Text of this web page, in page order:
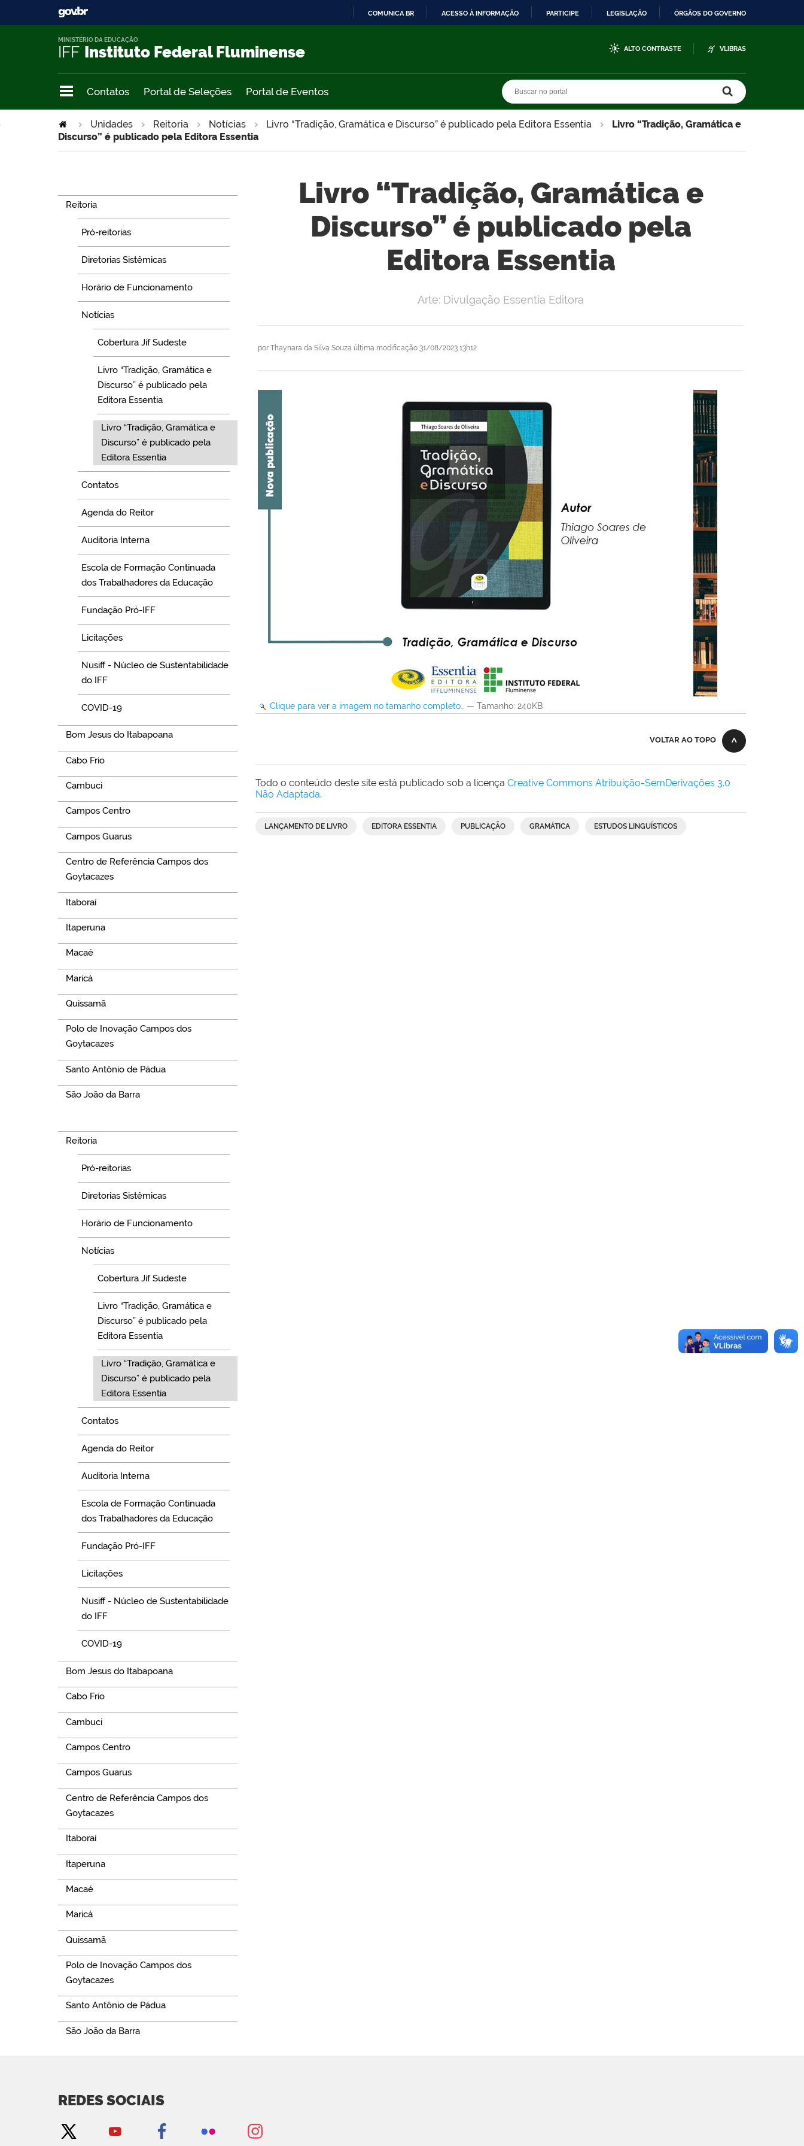
COMUNICA BR ACESSO À INFORMAÇÃO PARTICIPE LEGISLAÇÃO ÓRGÃOS DO GOVERNO
IFF Instituto Federal Fluminense
MINISTÉRIO DA EDUCAÇÃO
ALTO CONTRASTE VLIBRAS
Contatos Portal de Seleções Portal de Eventos
Unidades Reitoria Notícias Livro “Tradição, Gramática e Discurso” é publicado pela Editora Essentia
Livro “Tradição, Gramática e
Discurso” é publicado pela Editora Essentia
Reitoria
Pró-reitorias
Diretorias Sistêmicas
Horário de Funcionamento
Notícias
Cobertura Jif Sudeste
Livro “Tradição, Gramática e
Discurso” é publicado pela
Editora Essentia
Livro “Tradição, Gramática e
Discurso” é publicado pela
Editora Essentia
Contatos
Agenda do Reitor
Auditoria Interna
Escola de Formação Continuada
dos Trabalhadores da Educação
Fundação Pró-IFF
Licitações
Nusiff - Núcleo de Sustentabilidade
do IFF
COVID-19
Bom Jesus do Itabapoana
Cabo Frio
Cambuci
Campos Centro
Campos Guarus
Centro de Referência Campos dos
Goytacazes
Itaboraí
Itaperuna
Macaé
Maricá
Quissamã
Polo de Inovação Campos dos
Goytacazes
Santo Antônio de Pádua
São João da Barra
Reitoria
Pró-reitorias
Diretorias Sistêmicas
Horário de Funcionamento
Notícias
Cobertura Jif Sudeste
Livro “Tradição, Gramática e
Discurso” é publicado pela
Editora Essentia
Livro “Tradição, Gramática e
Discurso” é publicado pela
Editora Essentia
Contatos
Agenda do Reitor
Auditoria Interna
Escola de Formação Continuada
dos Trabalhadores da Educação
Fundação Pró-IFF
Licitações
Nusiff - Núcleo de Sustentabilidade
do IFF
COVID-19
Bom Jesus do Itabapoana
Cabo Frio
Cambuci
Campos Centro
Campos Guarus
Centro de Referência Campos dos
Goytacazes
Itaboraí
Itaperuna
Macaé
Maricá
Quissamã
Polo de Inovação Campos dos
Goytacazes
Santo Antônio de Pádua
São João da Barra
Livro “Tradição, Gramática e
Discurso” é publicado pela
Editora Essentia
por Thaynara da Silva Souza última modificação 31/08/2023 13h12
Arte: Divulgação Essentia Editora
Clique para ver a imagem no tamanho completo… — Tamanho: 240KB
VOLTAR AO TOPO
Todo o conteúdo deste site está publicado sob a licença Creative Commons Atribuição-SemDerivações 3.0
Não Adaptada.
LANÇAMENTO DE LIVRO EDITORA ESSENTIA PUBLICAÇÃO GRAMÁTICA ESTUDOS LINGUÍSTICOS
REDES SOCIAIS